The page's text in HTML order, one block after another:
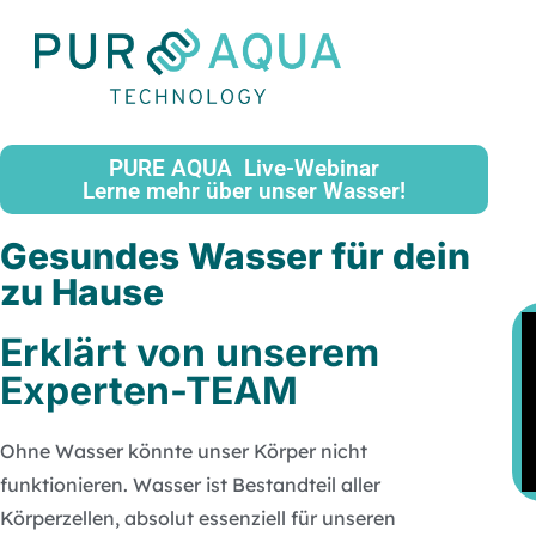
PURE AQUA Live-Webinar
Lerne mehr über unser Wasser!
Gesundes Wasser für dein
zu Hause
Erklärt von unserem
Experten-TEAM
Ohne Wasser könnte unser Körper nicht
funktionieren. Wasser ist Bestandteil aller
Körperzellen, absolut essenziell für unseren